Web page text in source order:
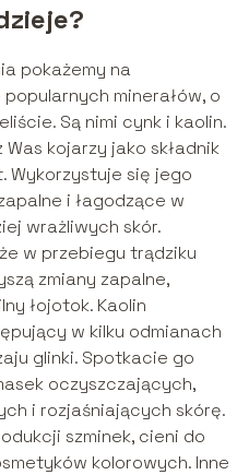
pokażemy na
minerałów, o
Są nimi cynk i kaolin.
kojarzy jako składnik
Wykorzystuje się jego
i łagodzące w
wrażliwych skór.
w przebiegu trądziku
zmiany zapalne,
łojotok. Kaolin
w kilku odmianach
glinki. Spotkacie go
oczyszczających,
i rozjaśniających skórę.
szminek, cieni do
kolorowych. Inne